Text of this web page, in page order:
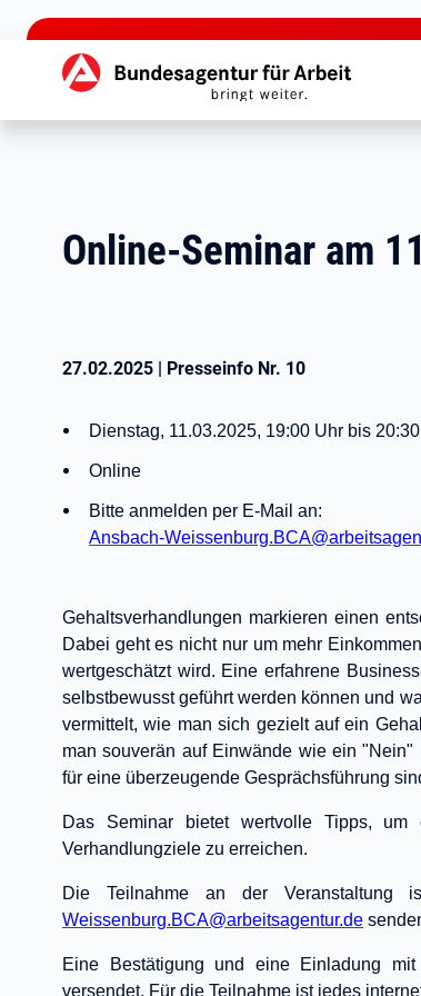
zu den Hauptinhalten springen
Hauptnavigation
Online-Seminar am
27.02.2025 | Presseinfo Nr. 10
Dienstag, 11.03.2025, 19:00 Uhr bis
Online
Bitte anmelden per E-Mail an:
Ansbach-
Gehaltsverhandlungen markieren einen
Dabei geht es nicht nur um mehr
wertgeschätzt wird. Eine erfahrene
selbstbewusst geführt werden können und
vermittelt, wie man sich gezielt auf ein
man souverän auf Einwände wie ein
für eine überzeugende Gesprächsführung
Das Seminar bietet wertvolle Tipps, um
Verhandlungziele zu erreichen.
Die Teilnahme an der Veranstaltung
Weissenburg.BCA@arbeitsagentur.de
Eine Bestätigung und eine Einladung
versendet. Für die Teilnahme ist jedes